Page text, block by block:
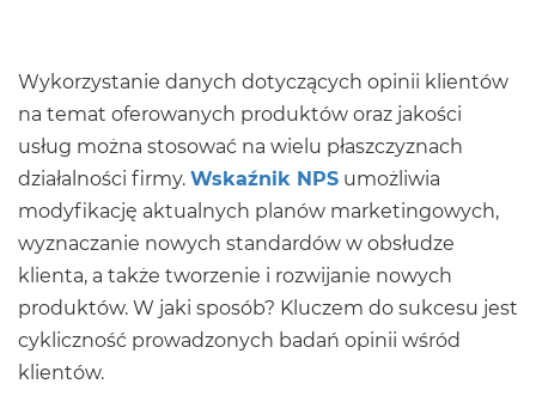
Wykorzystanie danych dotyczących opinii klientów
na temat oferowanych produktów oraz jakości
usług można stosować na wielu płaszczyznach
działalności firmy. Wskaźnik NPS umożliwia
modyfikację aktualnych planów marketingowych,
wyznaczanie nowych standardów w obsłudze
klienta, a także tworzenie i rozwijanie nowych
produktów. W jaki sposób? Kluczem do sukcesu jest
cykliczność prowadzonych badań opinii wśród
klientów.